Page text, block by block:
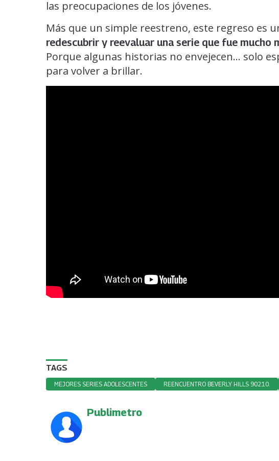
las preocupaciones de los jóvenes.
Más que un simple reestreno, este regreso es
redescubrir y reevaluar una serie que fue mucho
Porque algunas historias no envejecen… solo
para volver a brillar.
TAGS
MEJORES SERIES ADOLESCENTES REENCUENTRO BEVERLY HILLS 90210.
Publimetro